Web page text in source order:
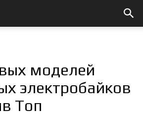
моделей
электробайков
Топ